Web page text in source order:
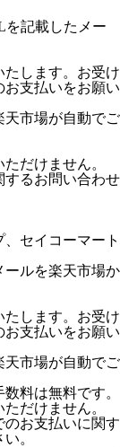
を記載したメー
します。お受け
支払いをお願い
天市場が自動でご
だけません。
るお問い合わせ
セイコーマート
ールを楽天市場か
します。お受け
支払いをお願い
天市場が自動でご
料は無料です。
だけません。
お支払いに関す
。